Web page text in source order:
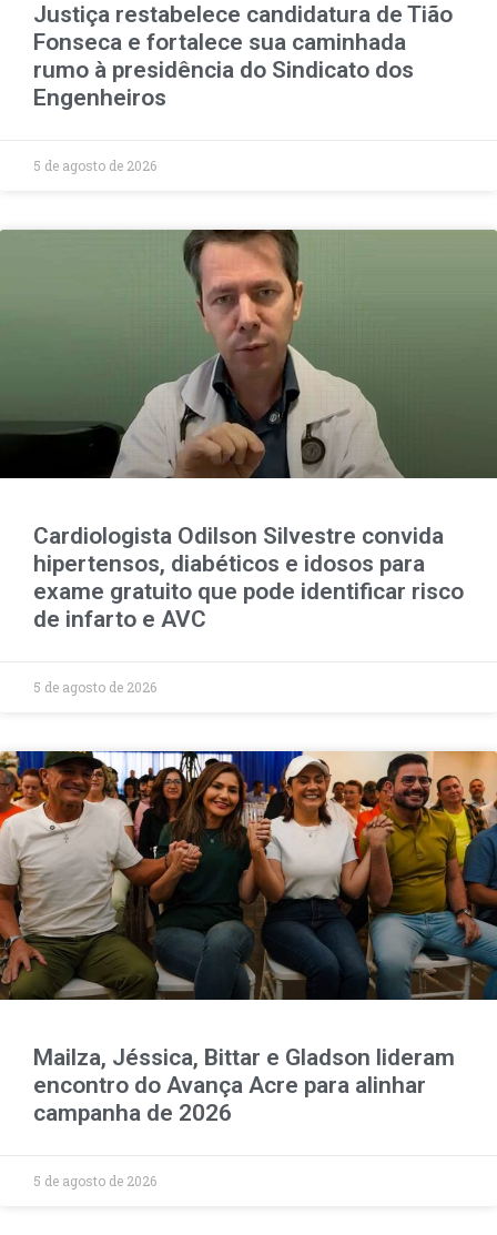
Justiça restabelece candidatura de Tião
Fonseca e fortalece sua caminhada
rumo à presidência do Sindicato dos
Engenheiros
5 de agosto de 2026
Cardiologista Odilson Silvestre convida
hipertensos, diabéticos e idosos para
exame gratuito que pode identificar risco
de infarto e AVC
5 de agosto de 2026
Mailza, Jéssica, Bittar e Gladson lideram
encontro do Avança Acre para alinhar
campanha de 2026
5 de agosto de 2026